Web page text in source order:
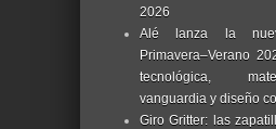
2026
Alé lanza la
Primavera–Verano
tecnológica,
vanguardia y diseño
Giro Gritter: las